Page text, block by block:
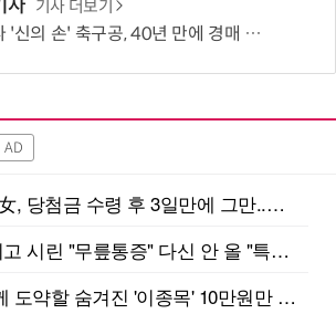
자 기사 더보기
손' 축구공, 40년 만에 경매 나온다…“예상 낙찰가 141억”
AD